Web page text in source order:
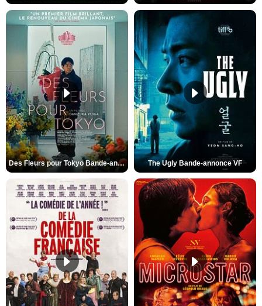
Des Fleurs pour Tokyo Bande-annonce VO STFR The Ugly Bande-annonce VF